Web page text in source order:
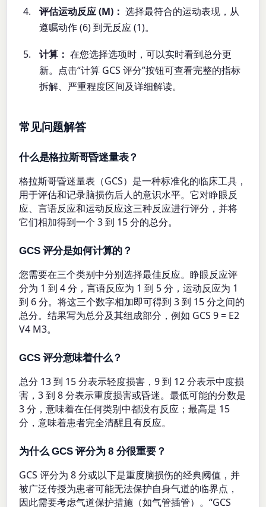
评估运动反应 (M)： 选择最符合的运动表现，从
遵嘱动作 (6) 到无反应 (1)。
计算： 在您选择选项时，可以实时看到总分更
新。点击“计算 GCS 评分”按钮可查看完整的指标
拆解、严重程度区间及详细解读。
常见问题解答
什么是格拉斯哥昏迷量表？
格拉斯哥昏迷量表（GCS）是一种标准化的临床工具，
用于评估和记录脑损伤后人的意识水平。它对睁眼反
应、言语反应和运动反应这三种反应进行评分，并将
它们相加得到一个 3 到 15 分的总分。
GCS 评分是如何计算的？
您需要在三个类别中分别选择最佳反应。睁眼反应评
分为 1 到 4 分，言语反应为 1 到 5 分，运动反应为 1
到 6 分。将这三个数字相加即可得到 3 到 15 分之间的
总分。结果写为总分及其组成部分，例如 GCS 9 = E2
V4 M3。
GCS 评分意味着什么？
总分 13 到 15 分表示轻度损害，9 到 12 分表示中度损
害，3 到 8 分表示重度损害或昏迷。最低可能的分数是
3 分，意味着在任何类别中都没有反应；最高是 15
分，意味着患者完全清醒且有反应。
为什么 GCS 评分为 8 分很重要？
GCS 评分为 8 分或以下是重度脑损伤的经典阈值，并
被广泛传授为患者可能无法保护自身气道的临界点，
因此需要考虑气道保护措施（如气管插管）。“GCS